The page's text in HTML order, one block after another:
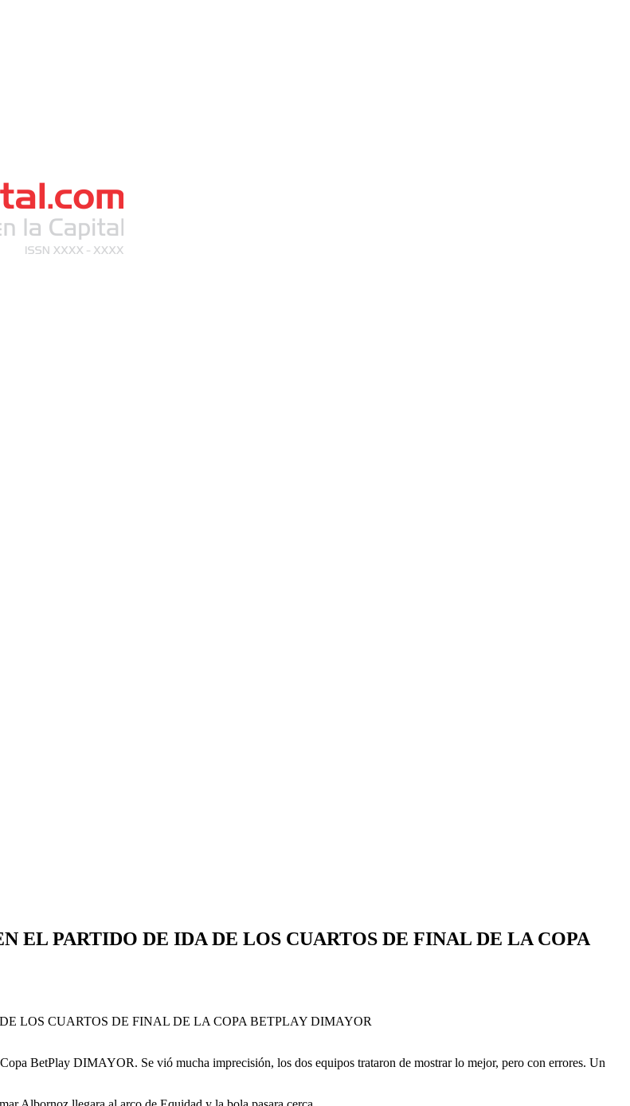
EL PARTIDO DE IDA DE LOS CUARTOS DE FINAL DE LA COPA
BetPlay DIMAYOR. Se vió mucha imprecisión, los dos equipos trataron de mostrar lo mejor, pero con errores. Un